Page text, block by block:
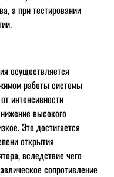
а при тестировании
осуществляется
работы системы
интенсивности
высокого
Это достигается
открытия
вследствие чего
сопротивление